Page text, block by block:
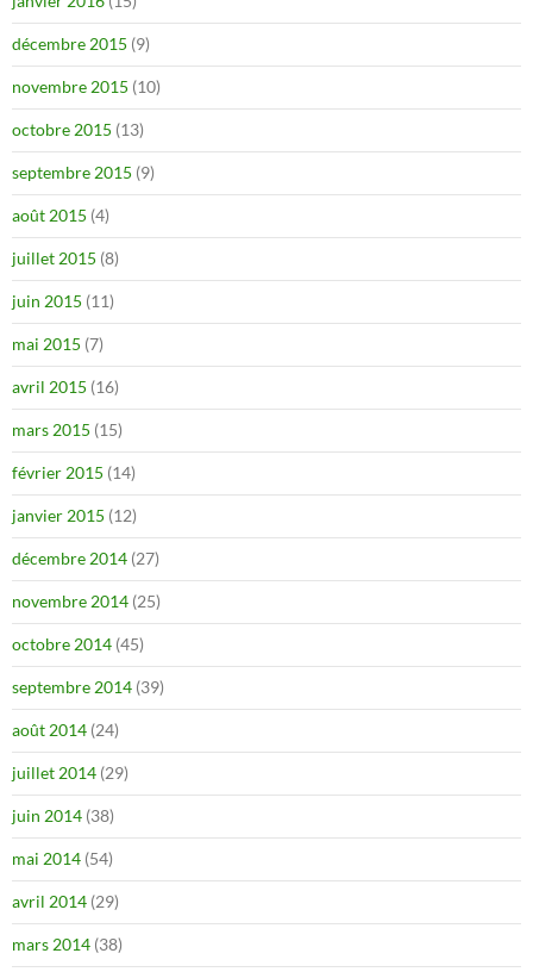
décembre 2015 (9)
novembre 2015 (10)
octobre 2015 (13)
septembre 2015 (9)
août 2015 (4)
juillet 2015 (8)
juin 2015 (11)
mai 2015 (7)
avril 2015 (16)
mars 2015 (15)
février 2015 (14)
janvier 2015 (12)
décembre 2014 (27)
novembre 2014 (25)
octobre 2014 (45)
septembre 2014 (39)
août 2014 (24)
juillet 2014 (29)
juin 2014 (38)
mai 2014 (54)
avril 2014 (29)
mars 2014 (38)